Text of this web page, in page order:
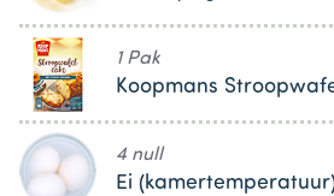
1 Pak
Koopmans
4 null
Ei